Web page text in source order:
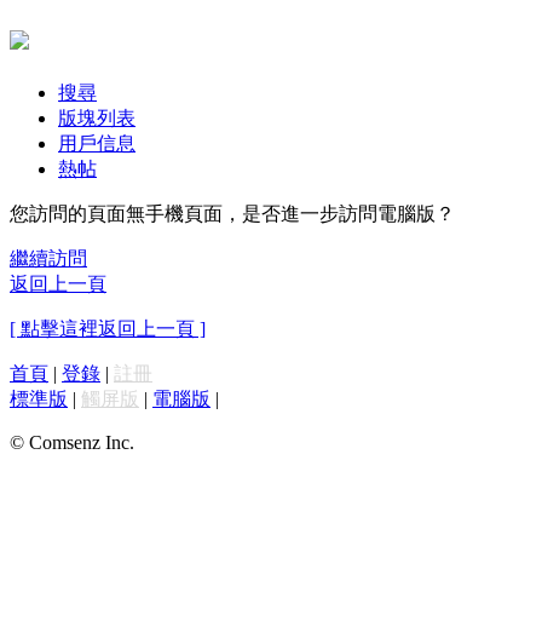
搜尋
版塊列表
用戶信息
熱帖
您訪問的頁面無手機頁面，是否進一步訪問電腦版？
繼續訪問
返回上一頁
[ 點擊這裡返回上一頁 ]
首頁 | 登錄 | 註冊
標準版 | 觸屏版 | 電腦版 |
© Comsenz Inc.